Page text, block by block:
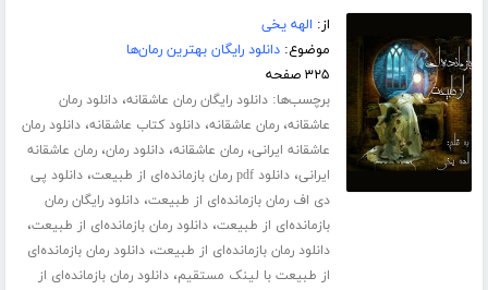
از: الهه یخی
موضوع:دانلود رایگان بهترین رمان‌ها
۳۲۵ صفحه
برچسب‌ها:دانلود رایگان رمان عاشقانه،دانلود رمان
عاشقانه،رمان عاشقانه،دانلود کتاب عاشقانه،دانلود رمان
عاشقانه ایرانی،رمان عاشقانه،دانلود رمان،رمان عاشقانه
ایرانی،دانلود pdf رمان بازمانده‌ای از طبیعت ،دانلود پی
دی اف رمان بازمانده‌ای از طبیعت،دانلود رایگان رمان
بازمانده‌ای از طبیعت،دانلود رمان بازمانده‌ای از طبیعت،
دانلود رمان بازمانده‌ای از طبیعت،دانلود رمان بازمانده‌ای
از طبیعت با لینک مستقیم،دانلود رمان بازمانده‌ای از